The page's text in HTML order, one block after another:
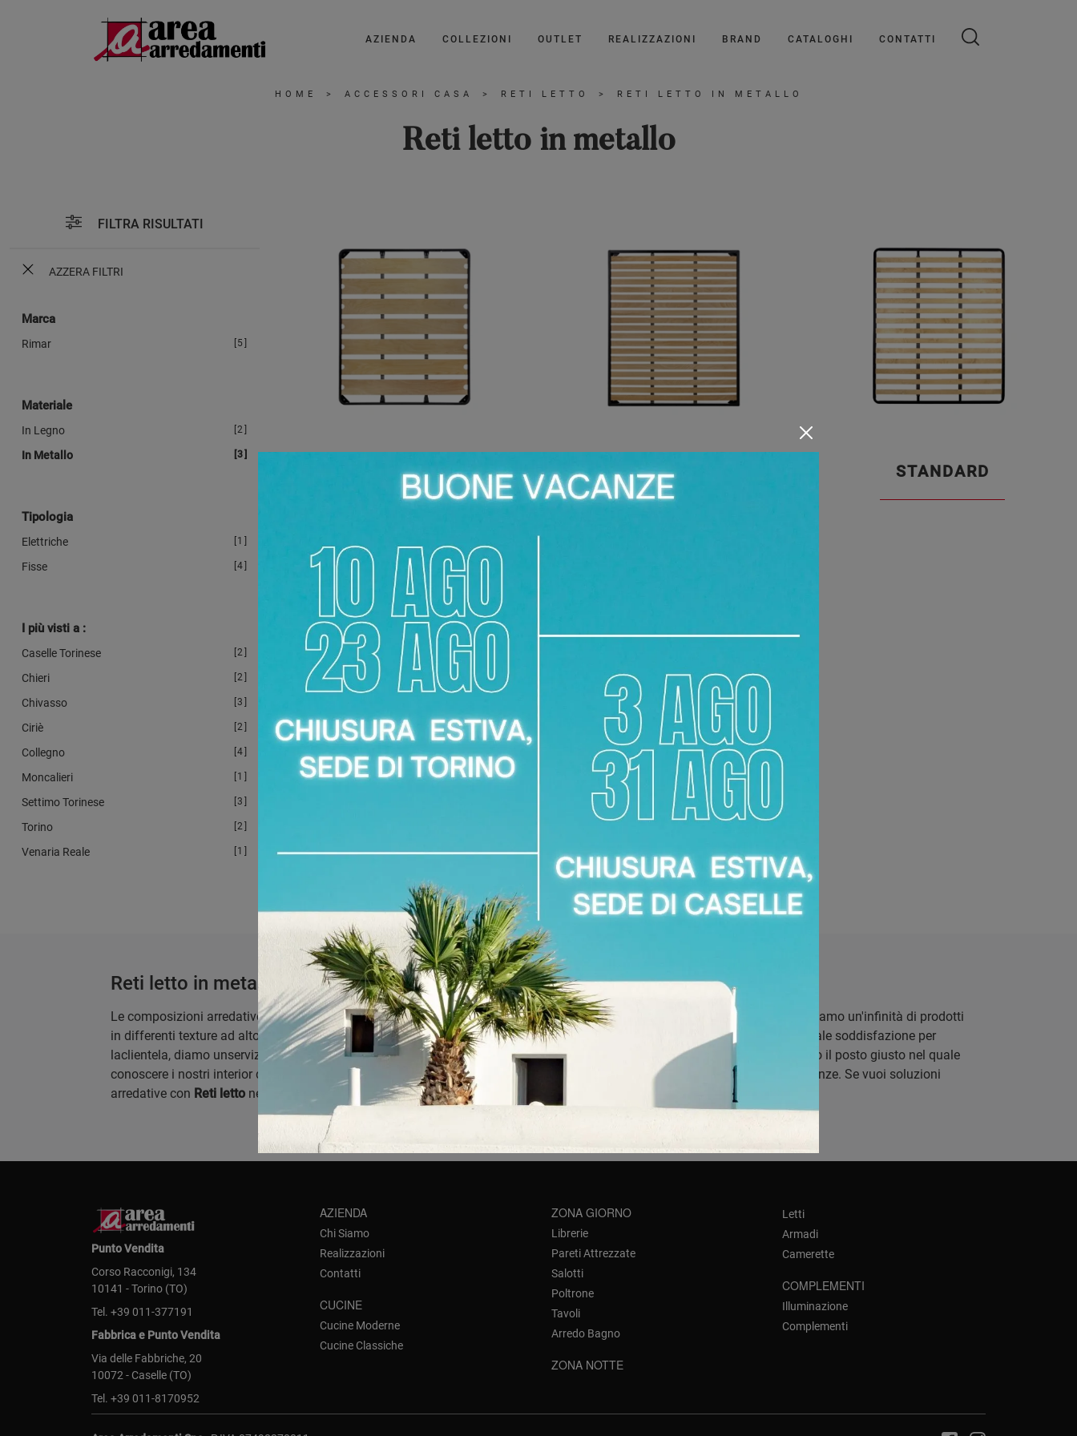
AZIENDA COLLEZIONI OUTLET REALIZZAZIONI BRAND CATALOGHI CONTATTI
HOME > ACCESSORI CASA > RETI LETTO > RETI LETTO IN METALLO
Reti letto in metallo
FILTRA RISULTATI
AZZERA FILTRI
Marca
Rimar 5
Materiale
In Legno 2
In Metallo 3
Tipologia
Elettriche 1
Fisse 4
I più visti a :
Caselle Torinese 2
Chieri 2
Chivasso 3
Ciriè 2
Collegno 4
Moncalieri 1
Settimo Torinese 3
Torino 2
Venaria Reale 1
WIDE FLAT STANDARD
Reti letto in metallo
Le composizioni arredative completano gli ambienti interni, per tale ragione occorre valutare con cura gli arredamenti. Proponiamo un'infinità di prodotti
in differenti texture ad alto contenuto estetico, tra cui trovi anche molteplici Reti letto
. Con il fine di assicurare la totale soddisfazione per
laclientela, diamo unservizio di assistenza nell'arredamento, con la verifica delle misure e con consegna e installazione. Siamo il posto giusto nel quale
conoscere i nostri interior designers, sfruttare spunti riguardo i nuovi trend e scegliere quali materiali si addicono alle tue esigenze. Se vuoi soluzioni
arredative con Reti letto nelle differenti texture belle e resistenti, non lasciarti sfuggire l'opportunità di farci visita.
Punto Vendita
Corso Racconigi, 134
10141 - Torino (TO)
Tel. +39 011-377191
Fabbrica e Punto Vendita
Via delle Fabbriche, 20
10072 - Caselle (TO)
Tel. +39 011-8170952
AZIENDA
Chi Siamo
Realizzazioni
Contatti
CUCINE
Cucine Moderne
Cucine Classiche
ZONA GIORNO
Librerie
Pareti Attrezzate
Salotti
Poltrone
Tavoli
Arredo Bagno
ZONA NOTTE
Letti
Armadi
Camerette
COMPLEMENTI
Illuminazione
Complementi